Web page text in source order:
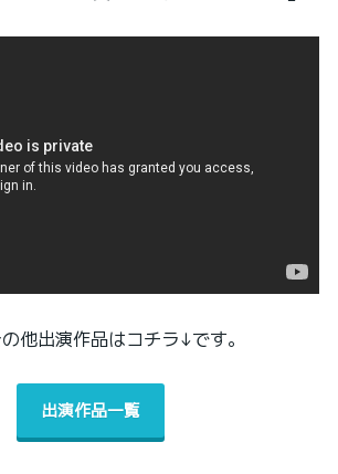
他出演作品はコチラ↓です。
出演作品一覧